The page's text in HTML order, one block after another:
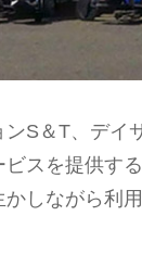
S＆T、デイ
スを提供す
しながら利